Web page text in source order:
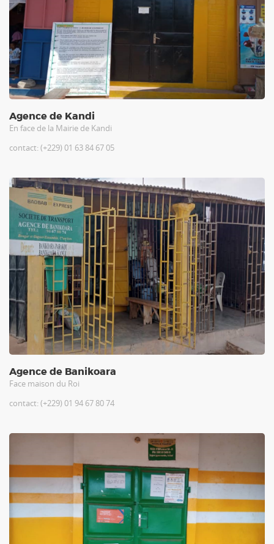
Agence de Kandi
En face de la Mairie de Kandi
contact: (+229) 01 63 84 67 05
Agence de Banikoara
Face maison du Roi
contact: (+229) 01 94 67 80 74